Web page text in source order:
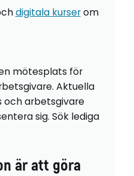
digitala kurserom
mötesplats för
Aktuella
och arbetsgivare
sig. Sök lediga
är att göra